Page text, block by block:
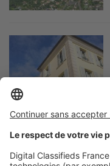
Logic-Immo c’est aussi …